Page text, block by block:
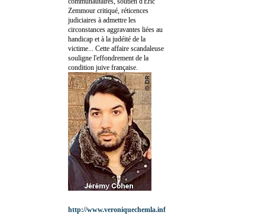
Zemmour critiqué, réticences
judiciaires à admettre les
circonstances aggravantes liées au
handicap et à la judéité de la
victime... Cette affaire scandaleuse
souligne l'effondrement de la
condition juive française.
http://www.veroniquechemla.inf